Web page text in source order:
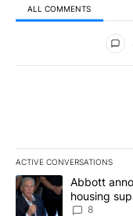
ALL COMMENTS
All Comments
ACTIVE CONVERSATIONS
The following is a list
A trending article
Abbott
housing
8